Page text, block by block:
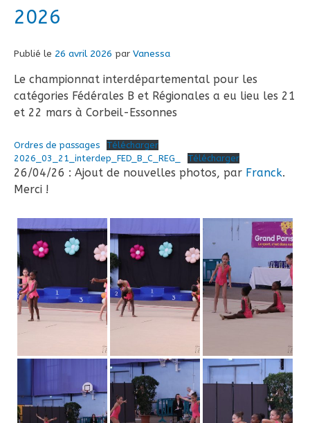
2026
Publié le 26 avril 2026 par Vanessa
Le championnat interdépartemental pour les
catégories Fédérales B et Régionales a eu lieu les 21
et 22 mars à Corbeil-Essonnes
Ordres de passages
Télécharger
2026_03_21_interdep_FED_B_C_REG_
Télécharger
26/04/26 : Ajout de nouvelles photos, par Franck.
Merci !